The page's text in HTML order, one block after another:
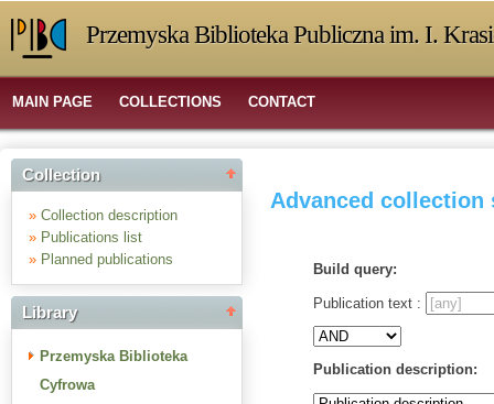
Przemyska Biblioteka Publiczna im. I.
MAIN PAGE COLLECTIONS CONTACT
Collection
» Collection description
» Publications list
» Planned publications
Library
Przemyska Biblioteka
Cyfrowa
Advanced collection
Build query:
Publication text :
Publication description: